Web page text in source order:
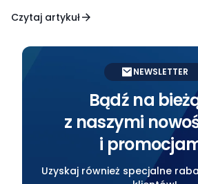
podróżnych zakłada, że czekanie na
brutalna. […]
Czytaj artykuł
NEWSLETTER
Bądź na
z naszymi
i
Uzyskaj również specjalne